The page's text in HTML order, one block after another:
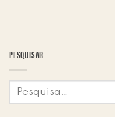
PESQUISAR